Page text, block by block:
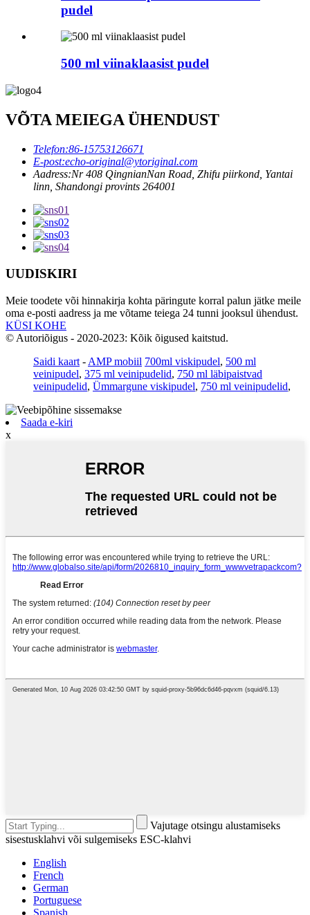
pudel
500 ml viinaklaasist pudel
VÕTA MEIEGA ÜHENDUST
Telefon:86-15753126671
E-post:echo-original@ytoriginal.com
Aadress:Nr 408 QingnianNan Road, Zhifu piirkond, Yantai
linn, Shandongi provints 264001
UUDISKIRI
Meie toodete või hinnakirja kohta päringute korral palun jätke meile
oma e-posti aadress ja me võtame teiega 24 tunni jooksul ühendust.
KÜSI KOHE
© Autoriõigus - 2020-2023: Kõik õigused kaitstud.
Saidi kaart - AMP mobiil 700ml viskipudel, 500 ml
veinipudel, 375 ml veinipudelid, 750 ml läbipaistvad
veinipudelid, Ümmargune viskipudel, 750 ml veinipudelid,
Saada e-kiri
x
Vajutage otsingu alustamiseks
sisestusklahvi või sulgemiseks ESC-klahvi
English
French
German
Portuguese
Spanish